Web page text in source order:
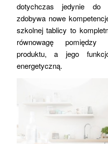
dotychczas jedynie do
zdobywa nowe
szkolnej tablicy to
równowagę pomiędzy
produktu, a jego
energetyczną.